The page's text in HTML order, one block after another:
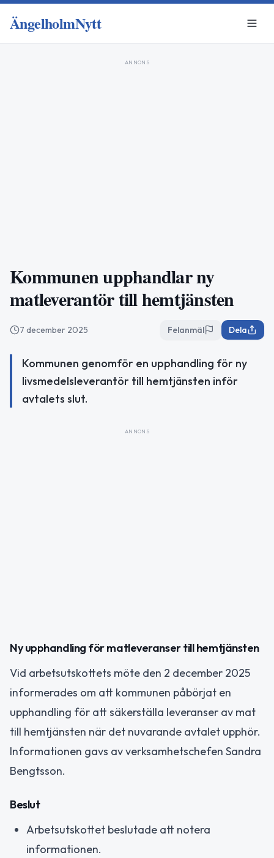
ÄngelholmNytt
ANNONS
Kommunen upphandlar ny
matleverantör till hemtjänsten
7 december 2025 Felanmäl Dela
Kommunen genomför en upphandling för ny
livsmedelsleverantör till hemtjänsten inför
avtalets slut.
ANNONS
Ny upphandling för matleveranser till hemtjänsten
Vid arbetsutskottets möte den 2 december 2025
informerades om att kommunen påbörjat en
upphandling för att säkerställa leveranser av mat
till hemtjänsten när det nuvarande avtalet upphör.
Informationen gavs av verksamhetschefen Sandra
Bengtsson.
Beslut
Arbetsutskottet beslutade att notera
informationen.